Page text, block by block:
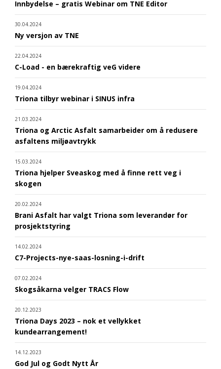
Innbydelse – gratis Webinar om TNE Editor
30.04.2024
Ny versjon av TNE
22.04.2024
C-Load - en bærekraftig veG videre
19.04.2024
Triona tilbyr webinar i SINUS infra
21.03.2024
Triona og Arctic Asfalt samarbeider om å redusere
asfaltens miljøavtrykk
15.03.2024
Triona hjelper Sveaskog med å finne rett veg i
skogen
20.02.2024
Brani Asfalt har valgt Triona som leverandør for
prosjektstyring
14.02.2024
C7-Projects-nye-saas-losning-i-drift
07.02.2024
Skogsåkarna velger TRACS Flow
20.12.2023
Triona Days 2023 – nok et vellykket
kundearrangement!
14.12.2023
God Jul og Godt Nytt År